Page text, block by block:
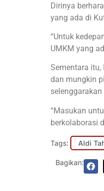
Dirinya
yang ada di
“Untuk
UMKM yang
Sementara
dan mungkin
“Masukan
berkolaborasi
Tags: Aldi
Bagikan: